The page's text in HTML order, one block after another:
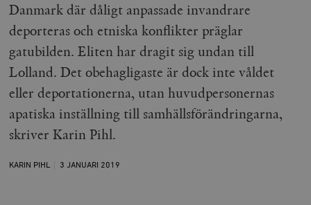
Danmark där dåligt anpassade invandrare
deporteras och etniska konflikter präglar
gatubilden. Eliten har dragit sig undan till
Lolland. Det obehagligaste är dock inte våldet
eller deportationerna, utan huvudpersonernas
apatiska inställning till samhällsförändringarna,
skriver Karin Pihl.
KARIN PIHL 3 JANUARI 2019